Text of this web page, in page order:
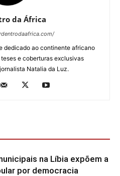
da África
dedicado ao continente africano
e coberturas exclusivas
Natalia da Luz.
na Líbia expõem a
por democracia